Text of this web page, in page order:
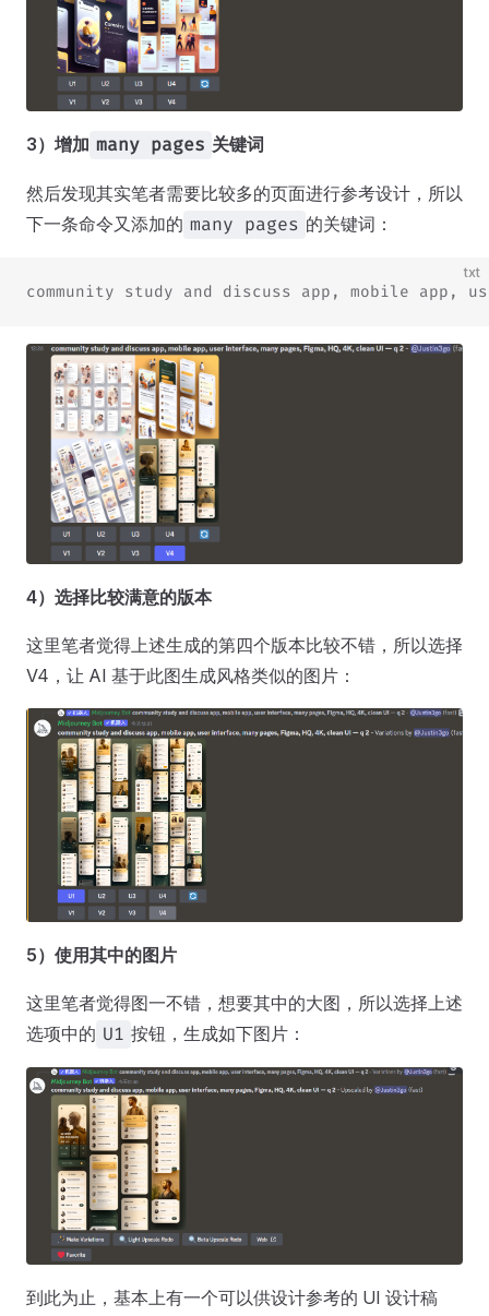
3）增加 many pages 关键词
然后发现其实笔者需要比较多的页面进行参考设计，所以
下一条命令又添加的 many pages 的关键词：
txt
community study and discuss app, mobile app,
4）选择比较满意的版本
这里笔者觉得上述生成的第四个版本比较不错，所以选择
V4，让 AI 基于此图生成风格类似的图片：
5）使用其中的图片
这里笔者觉得图一不错，想要其中的大图，所以选择上述
选项中的 U1 按钮，生成如下图片：
到此为止，基本上有一个可以供设计参考的 UI 设计稿